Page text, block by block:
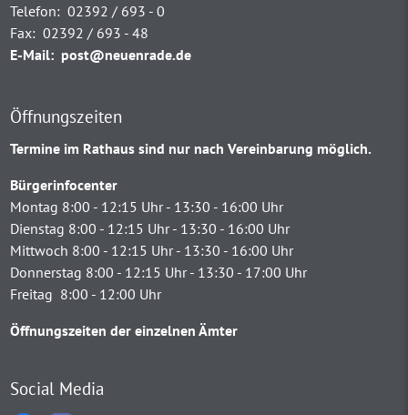
Telefon: 02392 / 693 - 0
Fax: 02392 / 693 - 48
E-Mail: post@neuenrade.de
Öffnungszeiten
Termine im Rathaus sind nur nach Vereinbarung möglich.
Bürgerinfocenter
Montag 8:00 - 12:15 Uhr - 13:30 - 16:00 Uhr
Dienstag 8:00 - 12:15 Uhr - 13:30 - 16:00 Uhr
Mittwoch 8:00 - 12:15 Uhr - 13:30 - 16:00 Uhr
Donnerstag 8:00 - 12:15 Uhr - 13:30 - 17:00 Uhr
Freitag 8:00 - 12:00 Uhr
Öffnungszeiten der einzelnen Ämter
Social Media